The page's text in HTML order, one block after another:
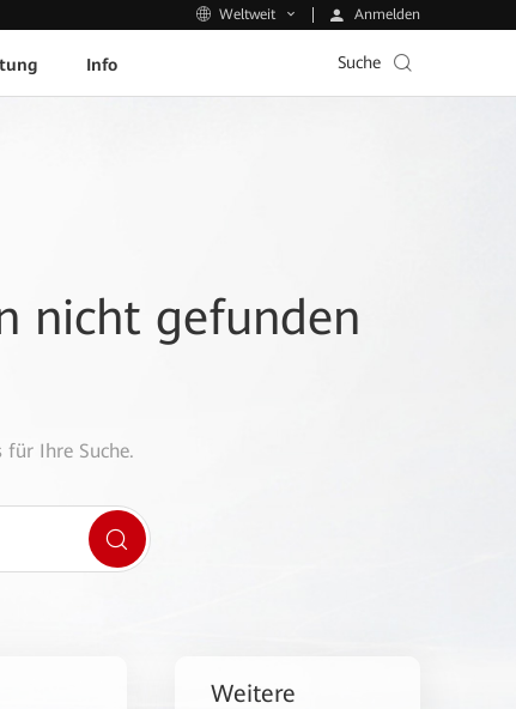
Weltweit Anmelden
Info Suche
nicht gefunden
für Ihre Suche.
Weitere